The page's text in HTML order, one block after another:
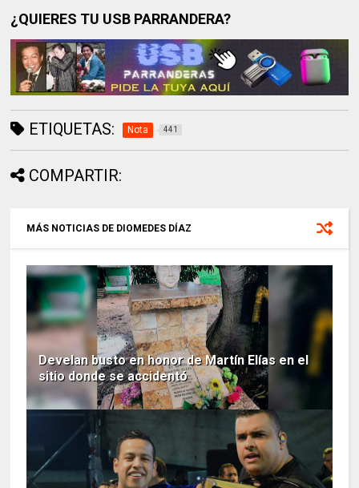
¿QUIERES TU USB PARRANDERA?
ETIQUETAS: Nota 441
COMPARTIR:
MÁS NOTICIAS DE DIOMEDES DÍAZ
Develan busto en honor de Martín Elías en el
sitio donde se accidentó